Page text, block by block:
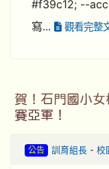
#f39c12; --
寫...
觀看完整
賀！石門國小
賽亞軍！
公告 訓育組長- 校